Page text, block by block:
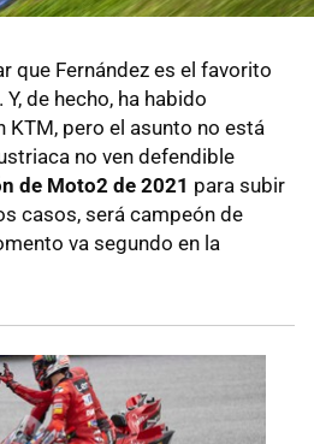
que Fernández es el favorito
de hecho, ha habido
pero el asunto no está
no ven defendible
de Moto2 de 2021 para subir
casos, será campeón de
va segundo en la